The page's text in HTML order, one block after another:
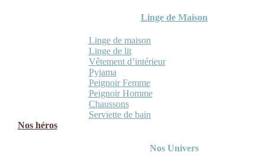
Linge de Maison
Linge de maison
Linge de lit
Vêtement d’intérieur
Pyjama
Peignoir Femme
Peignoir Homme
Chaussons
Serviette de bain
Nos héros
Nos Univers